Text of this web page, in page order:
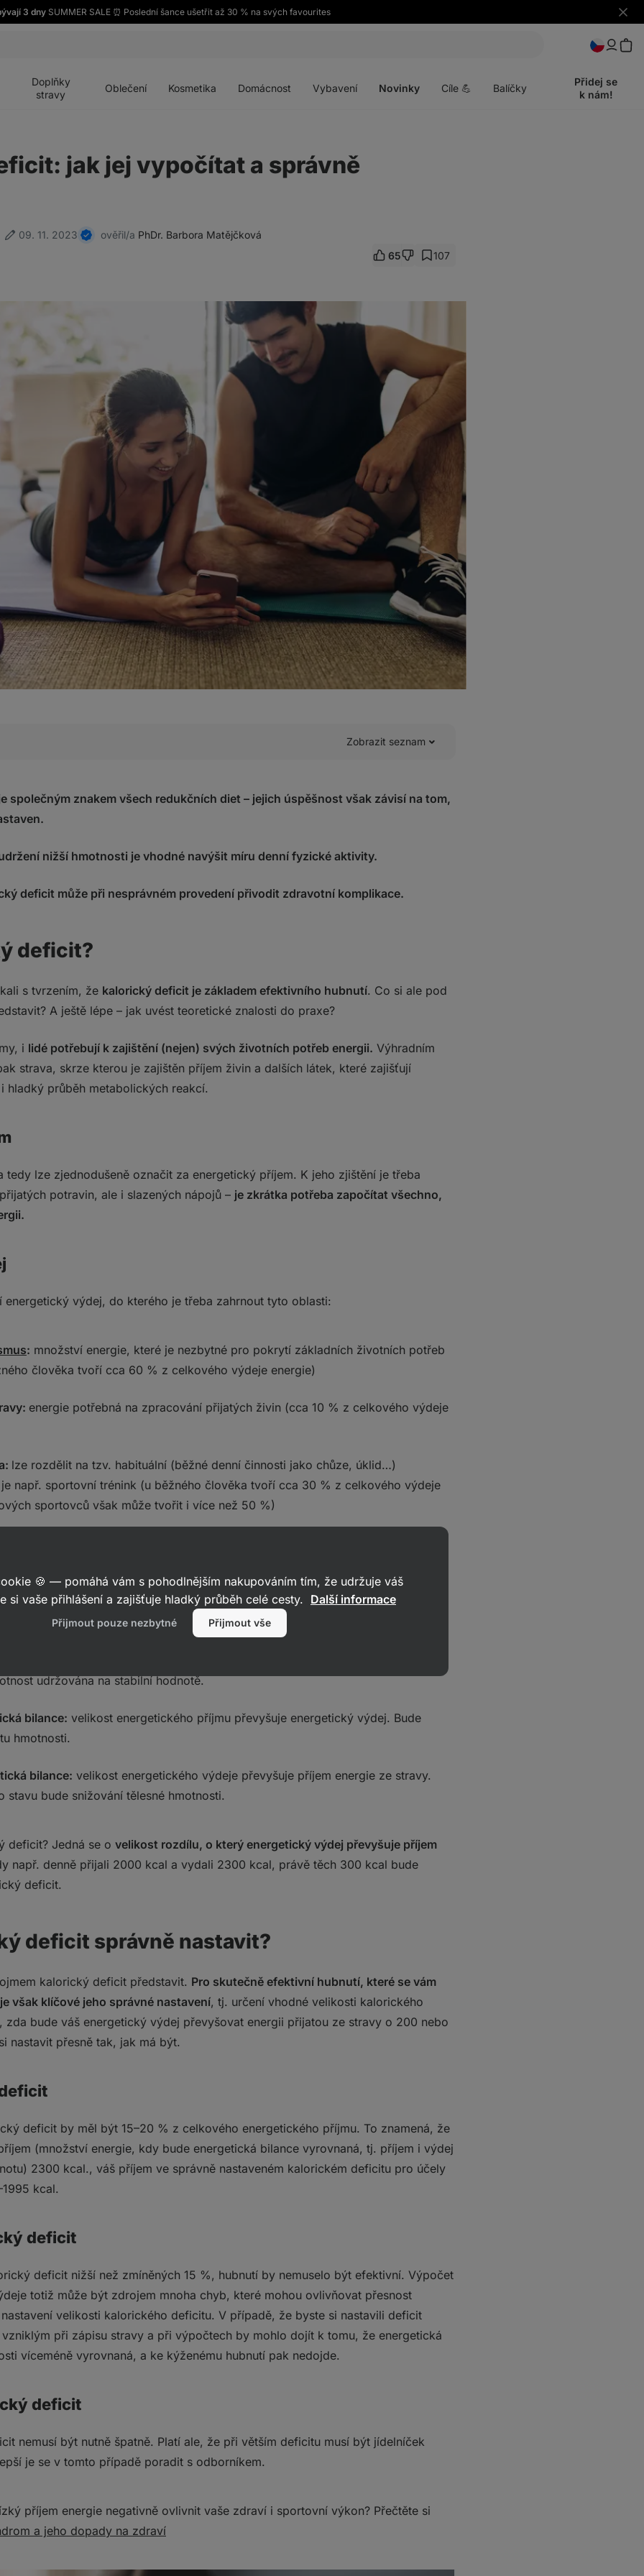
3 dny SUMMER SALE ⏰ Poslední šance ušetřit až 30 % na svých favourites
Skrýt
Doplňky
stravy
Oblečení Kosmetika Domácnost Vybavení Novinky Cíle 💪 Balíčky
Přidej se
k nám!
jak jej vypočítat a správně
09. 11. 2023 ověřil/a PhDr. Barbora Matějčková
65 107
Zobrazit seznam
správně nastavit?
deficit
nezastavilo?
(FAQ)
kalorického deficitu?
deficitu?
společným znakem všech redukčních diet – jejich úspěšnost však závisí na tom,
nižší hmotnosti je vhodné navýšit míru denní fyzické aktivity.
deficit může při nesprávném provedení přivodit zdravotní komplikace.
deficit?
s tvrzením, že kalorický deficit je základem efektivního hubnutí. Co si ale pod
A ještě lépe – jak uvést teoretické znalosti do praxe?
i lidé potřebují k zajištění (nejen) svých životních potřeb energii. Výhradním
strava, skrze kterou je zajištěn příjem živin a dalších látek, které zajišťují
hladký průběh metabolických reakcí.
tedy lze zjednodušeně označit za energetický příjem. K jeho zjištění je třeba
potravin, ale i slazených nápojů – je zkrátka potřeba započítat všechno,
energetický výdej, do kterého je třeba zahrnout tyto oblasti:
: množství energie, které je nezbytné pro pokrytí základních životních potřeb
člověka tvoří cca 60 % z celkového výdeje energie)
energie potřebná na zpracování přijatých živin (cca 10 % z celkového výdeje
lze rozdělit na tzv. habituální (běžné denní činnosti jako chůze, úklid…)
např. sportovní trénink (u běžného člověka tvoří cca 30 % z celkového výdeje
sportovců však může tvořit i více než 50 %)
bilance, která vás informuje o tom, v jakém jsou energetický výdej
Možnosti mohou být následující:
udržována na stabilní hodnotě.
bilance: velikost energetického příjmu převyšuje energetický výdej. Bude
hmotnosti.
bilance: velikost energetického výdeje převyšuje příjem energie ze stravy.
stavu bude snižování tělesné hmotnosti.
deficit? Jedná se o velikost rozdílu, o který energetický výdej převyšuje příjem
např. denně přijali 2000 kcal a vydali 2300 kcal, právě těch 300 kcal bude
deficit.
deficit správně nastavit?
kalorický deficit představit. Pro skutečně efektivní hubnutí, které se vám
však klíčové jeho správné nastavení, tj. určení vhodné velikosti kalorického
zda bude váš energetický výdej převyšovat energii přijatou ze stravy o 200 nebo
nastavit přesně tak, jak má být.
deficit by měl být 15–20 % z celkového energetického příjmu. To znamená, že
(množství energie, kdy bude energetická bilance vyrovnaná, tj. příjem i výdej
2300 kcal., váš příjem ve správně nastaveném kalorickém deficitu pro účely
kcal.
deficit
deficit nižší než zmíněných 15 %, hubnutí by nemuselo být efektivní. Výpočet
totiž může být zdrojem mnoha chyb, které mohou ovlivňovat přesnost
velikosti kalorického deficitu. V případě, že byste si nastavili deficit
při zápisu stravy a při výpočtech by mohlo dojít k tomu, že energetická
víceméně vyrovnaná, a ke kýženému hubnutí pak nedojde.
deficit
nemusí být nutně špatně. Platí ale, že při větším deficitu musí být jídelníček
je se v tomto případě poradit s odborníkem.
příjem energie negativně ovlivnit vaše zdraví i sportovní výkon? Přečtěte si
a jeho dopady na zdraví
🍪 — pomáhá vám s pohodlnějším nakupováním tím, že udržuje váš
si vaše přihlášení a zajišťuje hladký průběh celé cesty. Další informace
Přijmout pouze nezbytné Přijmout vše